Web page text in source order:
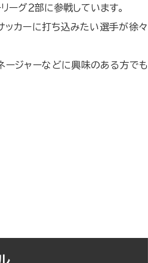
グ２部に参戦しています。
ッカーに打ち込みたい選手が徐々
ージャーなどに興味のある方でも